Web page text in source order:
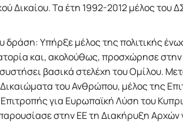
Δικαίου. Τα έτη 1992-2012 μέλος του
δράση: Υπήρξε μέλος της πολιτικής
και, ακολούθως, προσχώρησε
βασικά στελέχη του Ομίλου.
του Ανθρώπου, μέλος της
για Ευρωπαϊκή Λύση του
στην ΕΕ τη Διακήρυξη Αρχών